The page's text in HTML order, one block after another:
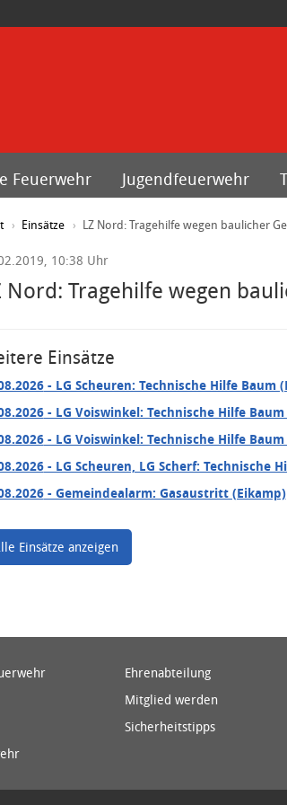
Feuerwehr Jugendfeuerwehr
Einsätze LZ Nord: Tragehilfe wegen baulicher
10:38 Uhr
Nord: Tragehilfe wegen
Einsätze
- LG Scheuren: Technische Hilfe Baum
- LG Voiswinkel: Technische Hilfe
- LG Voiswinkel: Technische Hilfe
- LG Scheuren, LG Scherf: Technische
- Gemeindealarm: Gasaustritt (Eikamp)
Einsätze anzeigen
Ehrenabteilung
Mitglied werden
Sicherheitstipps